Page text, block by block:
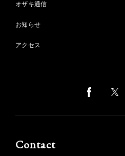
オザキ通信
お知らせ
アクセス
Contact